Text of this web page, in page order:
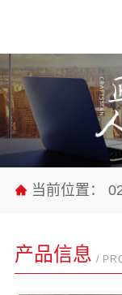
当前位置：
产品信息 /